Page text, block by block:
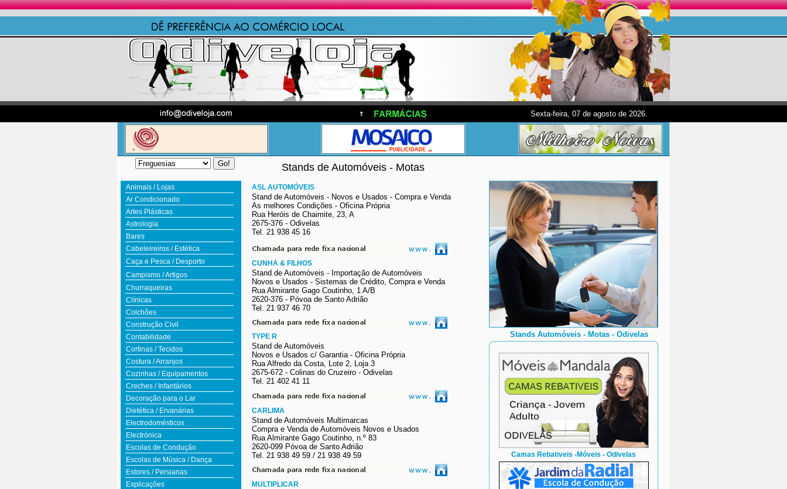
Sexta-feira, 07 de agosto de 2026.
Stands de Automóveis - Motas
Animais / Lojas
Ar Condicionado
Artes Plásticas
Astrologia
Bares
Cabeleireiros / Estética
Caça e Pesca / Desporto
Campismo / Artigos
Churraqueiras
Clínicas
Colchões
Construção Civil
Contabilidade
Cortinas / Tecidos
Costura / Arranjos
Cozinhas / Equipamentos
Creches / Infantários
Decoração para o Lar
Dietética / Ervanárias
Electrodomésticos
Electrónica
Escolas de Condução
Escolas de Música / Dança
Estores / Persianas
Explicações
ASL AUTOMÓVEIS
Stand de Automóveis - Novos e Usados - Compra e Venda
As melhores Condições - Oficina Própria
Rua Heróis de Chaimite, 23, A
2675-376 - Odivelas
Tel. 21 938 45 16
CUNHA & FILHOS
Stand de Automóveis - Importação de Automóveis
Novos e Usados - Sistemas de Crédito, Compra e Venda
Rua Almirante Gago Coutinho, 1 A/B
2620-376 - Póvoa de Santo Adrião
Tel. 21 937 46 70
TYPE R
Stand de Automóveis
Novos e Usados c/ Garantia - Oficina Própria
Rua Alfredo da Costa, Lote 2, Loja 3
2675-672 - Colinas do Cruzeiro - Odivelas
Tel. 21 402 41 11
CARLIMA
Stand de Automóveis Multimarcas
Compra e Venda de Automóveis Novos e Usados
Rua Almirante Gago Coutinho, n.º 83
2620-099 Póvoa de Santo Adrião
Tel. 21 938 49 59 / 21 938 49 59
MULTIPLICAR
Stands Automóveis - Motas - Odivelas
Camas Rebativeis -Móveis - Odivelas